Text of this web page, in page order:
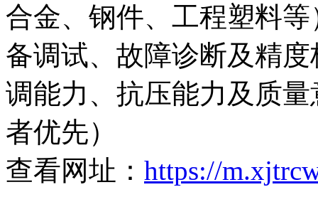
合金、钢件、工程塑料
备调试、故障诊断及精
调能力、抗压能力及质
者优先）
查看网址： https://